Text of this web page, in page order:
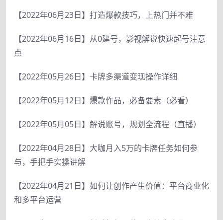
【2022年06月23日】打造爆款技巧，上热门并不难
【2022年06月16日】从0建号，影视解说快速起号注意
点
【2022年05月26日】卡牌多渠道变现操作详细
【2022年05月12日】爆款作品，必备要素（必看）
【2022年05月05日】解说账号，规划全流程（直播）
【2022年04月28日】大咖月入5万的卡牌任务如何参
与，手把手实操讲解
【2022年04月21日】如何让创作产生价值：平台商业化
和多平台运营